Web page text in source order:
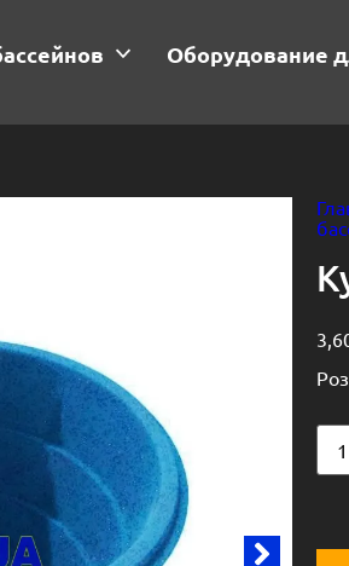
Оборудование